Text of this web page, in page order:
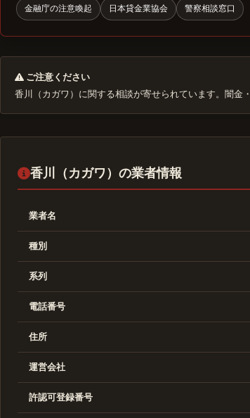
金融庁の注意喚起 日本貸金業協会 警察相談窓口
ご注意ください
香川（カガワ）に関する相談が寄せられています。闇金
香川（カガワ）の業者情報
業者名
種別
系列
電話番号
住所
運営会社
許認可登録番号